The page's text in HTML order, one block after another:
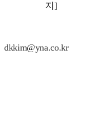
지]
dkkim@yna.co.kr